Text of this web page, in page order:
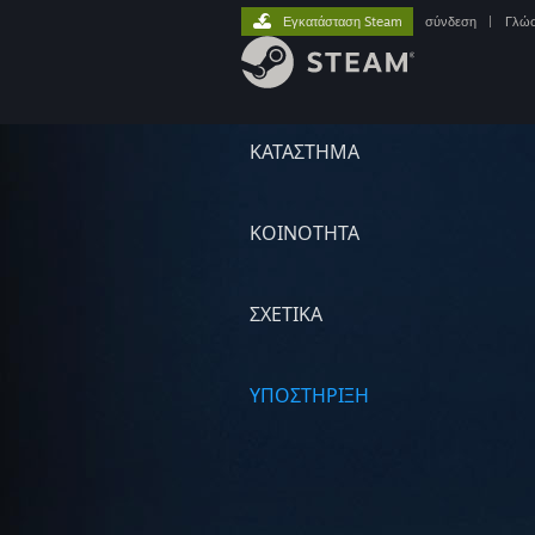
ΚΑΤΑΣΤΗΜΑ
ΚΟΙΝΟΤΗΤΑ
ΣΧΕΤΙΚΆ
ΥΠΟΣΤΗΡΙΞΗ
Εγκατάσταση Steam σύνδεση